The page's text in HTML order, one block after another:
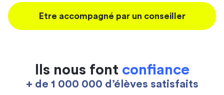
Etre accompagné par un conseiller
Ils nous font confiance
+ de 1 000 000 d’élèves satisfaits